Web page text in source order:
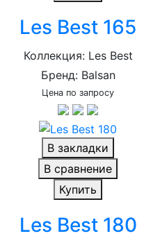
Les Best 165
Коллекция: Les Best
Бренд: Balsan
Цена по запросу
В закладки
В сравнение
Купить
Les Best 180